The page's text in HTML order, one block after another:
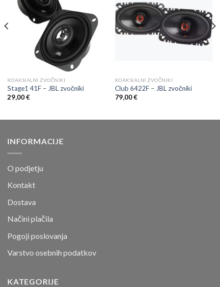
KOAKSIALNI ZVOČNIKI
Stage1 41F – JBL zvočniki
29,00€
KOAKSIALNI ZVOČNIKI
Club 6422F – JBL zvočniki
79,00€
INFORMACIJE
O podjetju
Kontakt
Dostava
Načini plačila
Pogoji poslovanja
Varstvo osebnih podatkov
KATEGORIJE